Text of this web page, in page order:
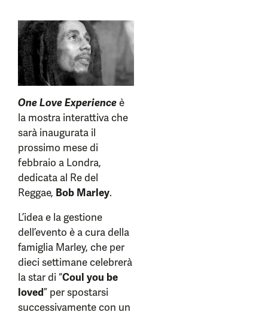
One Love Experienceè
la mostra interattiva che
sarà inaugurata il
prossimo mese di
febbraio a Londra,
dedicata al Re del
Reggae, Bob Marley.
L’idea e la gestione
dell’evento è a cura della
famiglia Marley, che per
dieci settimane celebrerà
la star di “Coul you be
loved” per spostarsi
successivamente con un